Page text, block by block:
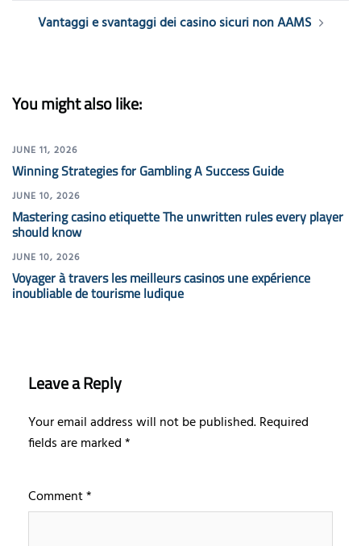
Vantaggi e svantaggi dei casino sicuri non AAMS
You might also like:
JUNE 11, 2026
Winning Strategies for Gambling A Success Guide
JUNE 10, 2026
Mastering casino etiquette The unwritten rules every player
should know
JUNE 10, 2026
Voyager à travers les meilleurs casinos une expérience
inoubliable de tourisme ludique
Leave a Reply
Your email address will not be published.Required
fields are marked*
Comment*